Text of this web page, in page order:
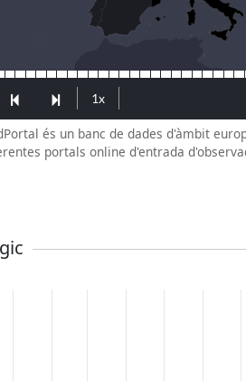
és un banc de dades d'àmbit
portals online d'entrada